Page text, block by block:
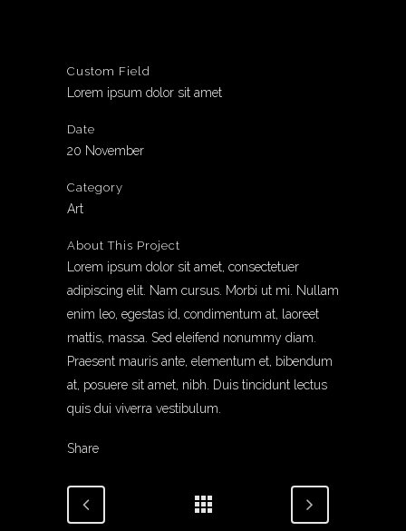
Custom Field
Lorem ipsum dolor sit amet
Date
20 November
Category
Art
About This Project
Lorem ipsum dolor sit amet, consectetuer
adipiscing elit. Nam cursus. Morbi ut mi. Nullam
enim leo, egestas id, condimentum at, laoreet
mattis, massa. Sed eleifend nonummy diam.
Praesent mauris ante, elementum et, bibendum
at, posuere sit amet, nibh. Duis tincidunt lectus
quis dui viverra vestibulum.
Share